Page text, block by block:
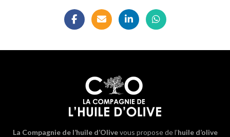
La Compagnie de l’huile d’Olivevous propose de l’huile d’olive